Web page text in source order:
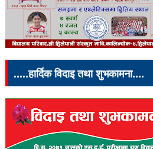
.....हार्दिक विदाइ तथा शुभकामना....